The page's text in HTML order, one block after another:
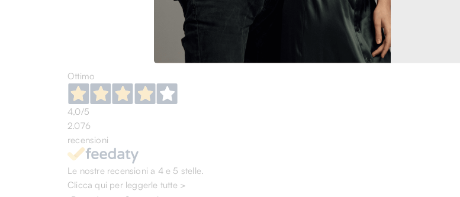
L
Ottimo
4,0/5
2.076
recensioni
Le nostre recensioni a 4 e 5 stelle.
Clicca qui per leggerle tutte >